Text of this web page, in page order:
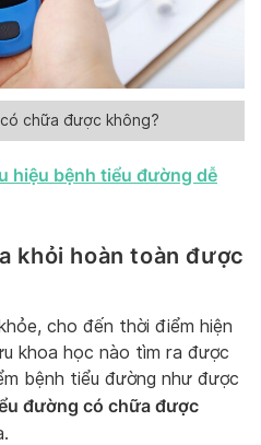
chữa được không?
hiệu bệnh tiểu đường dễ
khỏi hoàn toàn được
cho đến thời điểm hiện
khoa học nào tìm ra được
bệnh tiểu đường như được
đường có chữa được